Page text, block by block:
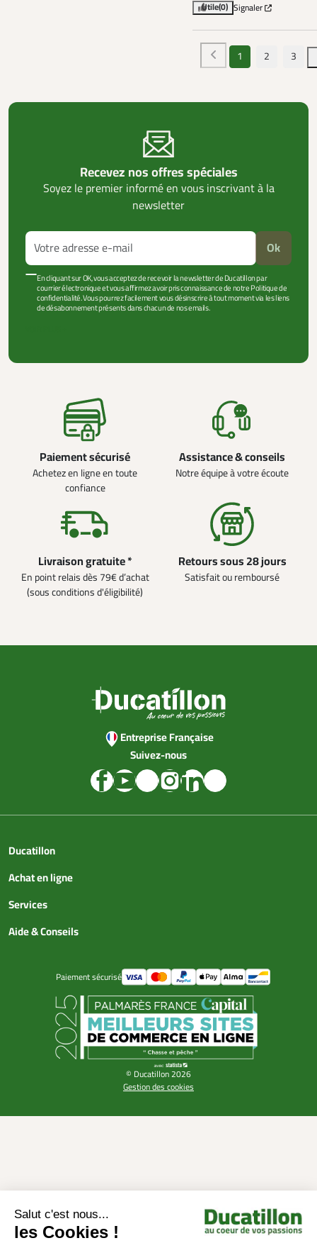
Utile(0) Signaler
1 2 3
Recevez nos offres spéciales
Soyez le premier informé en vous inscrivant à la
newsletter
Ok
En cliquant sur OK, vous acceptez de recevoir la newsletter de Ducatillon par
courrier électronique et vous affirmez avoir pris connaissance de notre Politique de
confidentialité. Vous pourrez facilement vous désinscrire à tout moment via les liens
de désabonnement présents dans chacun de nos emails.
Paiement sécurisé
Achetez en ligne en toute
confiance
Assistance & conseils
Notre équipe à votre écoute
Livraison gratuite *
En point relais dès 79€ d’achat
(sous conditions d'éligibilité)
Retours sous 28 jours
Satisfait ou remboursé
Entreprise Française
Suivez-nous
Ducatillon
Achat en ligne
Services
Aide & Conseils
Paiement sécurisé
© Ducatillon 2026
Gestion des cookies